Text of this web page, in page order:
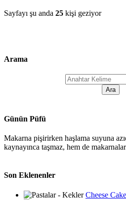
Sayfayı şu anda 25 kişi geziyor
Arama
Günün Püfü
Makarna pişirirken haşlama suyuna
kaynayınca taşmaz, hem de
Son Eklenenler
Cheese